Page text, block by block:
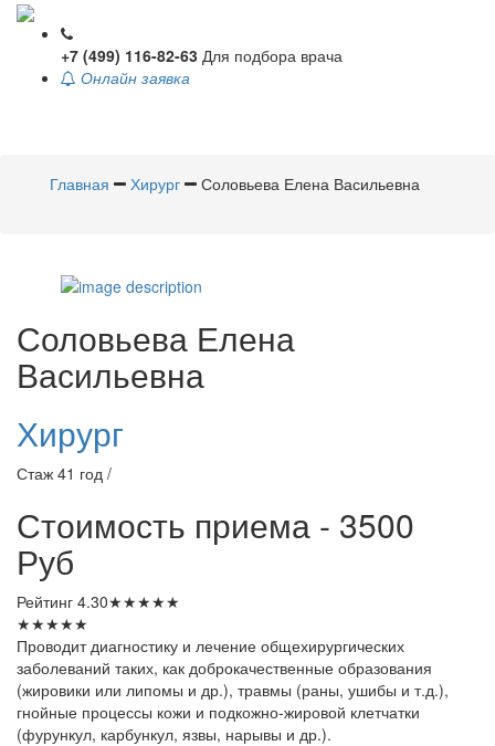
+7 (499) 116-82-63 Для подбора врача
Онлайн заявка
Главная
Хирург Соловьева Елена Васильевна
Соловьева Елена
Васильевна
Хирург
Стаж 41 год /
Стоимость приема - 3500
Руб
Рейтинг 4.30★★★★★
★★★★★
Проводит диагностику и лечение общехирургических
заболеваний таких, как доброкачественные образования
(жировики или липомы и др.), травмы (раны, ушибы и т.д.),
гнойные процессы кожи и подкожно-жировой клетчатки
(фурункул, карбункул, язвы, нарывы и др.).